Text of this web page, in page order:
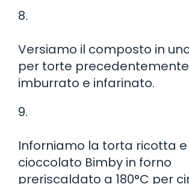
8.
Versiamo il composto in
per torte precedentemente
imburrato e infarinato.
9.
Inforniamo la torta ricotta
cioccolato Bimby in forno
preriscaldato a 180°C per